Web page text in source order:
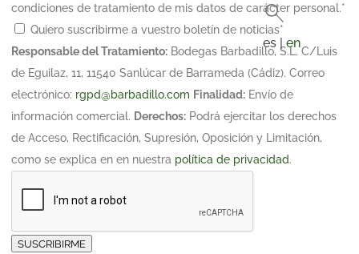
condiciones de tratamiento de mis datos de carácter personal.*
Quiero suscribirme a vuestro boletín de noticias*
Responsable del Tratamiento: Bodegas Barbadillo, S.L. C/Luis
de Eguilaz, 11, 11540 Sanlúcar de Barrameda (Cádiz). Correo
electrónico: rgpd@barbadillo.com Finalidad: Envío de
información comercial. Derechos: Podrá ejercitar los derechos
de Acceso, Rectificación, Supresión, Oposición y Limitación,
como se explica en en nuestra política de privacidad.
SUSCRIBIRME
es |en